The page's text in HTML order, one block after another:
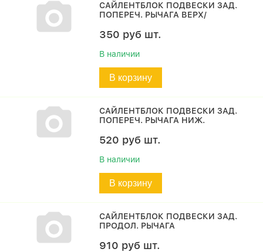
САЙЛЕНТБЛОК ПОДВЕСКИ ЗАД.
ПОПЕРЕЧ. РЫЧАГА ВЕРХ/
350 руб шт.
В наличии
В корзину
САЙЛЕНТБЛОК ПОДВЕСКИ ЗАД.
ПОПЕРЕЧ. РЫЧАГА НИЖ.
520 руб шт.
В наличии
В корзину
САЙЛЕНТБЛОК ПОДВЕСКИ ЗАД.
ПРОДОЛ. РЫЧАГА
910 руб шт.